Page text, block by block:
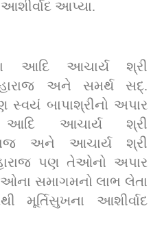
આપ્યા.
આદિ આચાર્ય શ્રી
અને સમર્થ સદ્.
સ્વયં બાપાશ્રીનો અપાર
આદિ આચાર્ય શ્રી
અને આચાર્ય શ્રી
પણ તેઓનો અપાર
સમાગમનો લાભ લેતા
મૂર્તિસુખના આશીર્વાદ